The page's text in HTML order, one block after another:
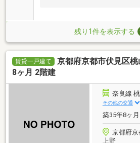
残り1件を表示する
賃貸一戸建て
京都府京都市伏見区
8ヶ月 2階建
奈良線
その他の交通
築35年8ヶ
京都府
上野